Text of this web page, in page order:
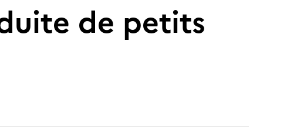
de petits